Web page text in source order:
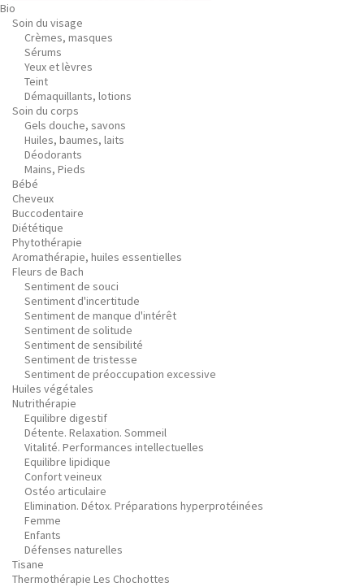
Bio
Soin du visage
Crèmes, masques
Sérums
Yeux et lèvres
Teint
Démaquillants, lotions
Soin du corps
Gels douche, savons
Huiles, baumes, laits
Déodorants
Mains, Pieds
Bébé
Cheveux
Buccodentaire
Diététique
Phytothérapie
Aromathérapie, huiles essentielles
Fleurs de Bach
Sentiment de souci
Sentiment d'incertitude
Sentiment de manque d'intérêt
Sentiment de solitude
Sentiment de sensibilité
Sentiment de tristesse
Sentiment de préoccupation excessive
Huiles végétales
Nutrithérapie
Equilibre digestif
Détente. Relaxation. Sommeil
Vitalité. Performances intellectuelles
Equilibre lipidique
Confort veineux
Ostéo articulaire
Elimination. Détox. Préparations hyperprotéinées
Femme
Enfants
Défenses naturelles
Tisane
Thermothérapie Les Chochottes